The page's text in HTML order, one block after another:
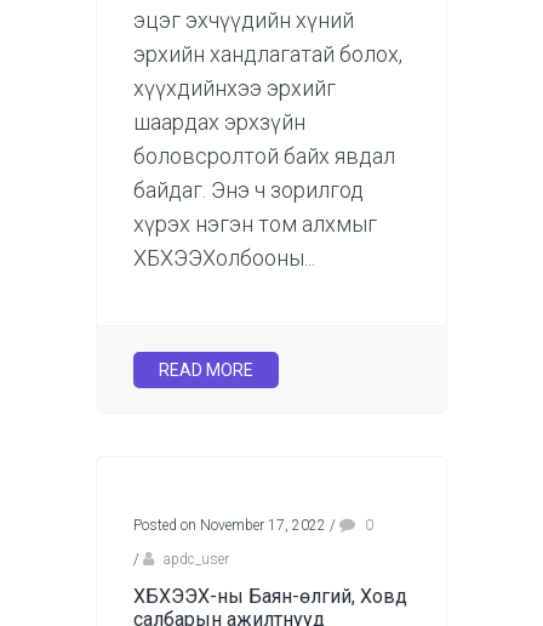
эцэг эхчүүдийн хүний
эрхийн хандлагатай болох,
хүүхдийнхээ эрхийг
шаардах эрхзүйн
боловсролтой байх явдал
байдаг. Энэ ч зорилгод
хүрэх нэгэн том алхмыг
ХБХЭЭХолбооны...
READ MORE
Posted on November 17, 2022 /
0
/
apdc_user
ХБХЭЭХ-ны Баян-өлгий, Ховд
салбарын ажилтнууд